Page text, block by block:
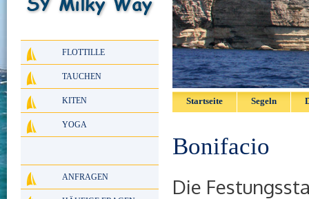
Startseite Segeln
Bonifacio
Die
FLOTTILLE
TAUCHEN
KITEN
YOGA
ANFRAGEN